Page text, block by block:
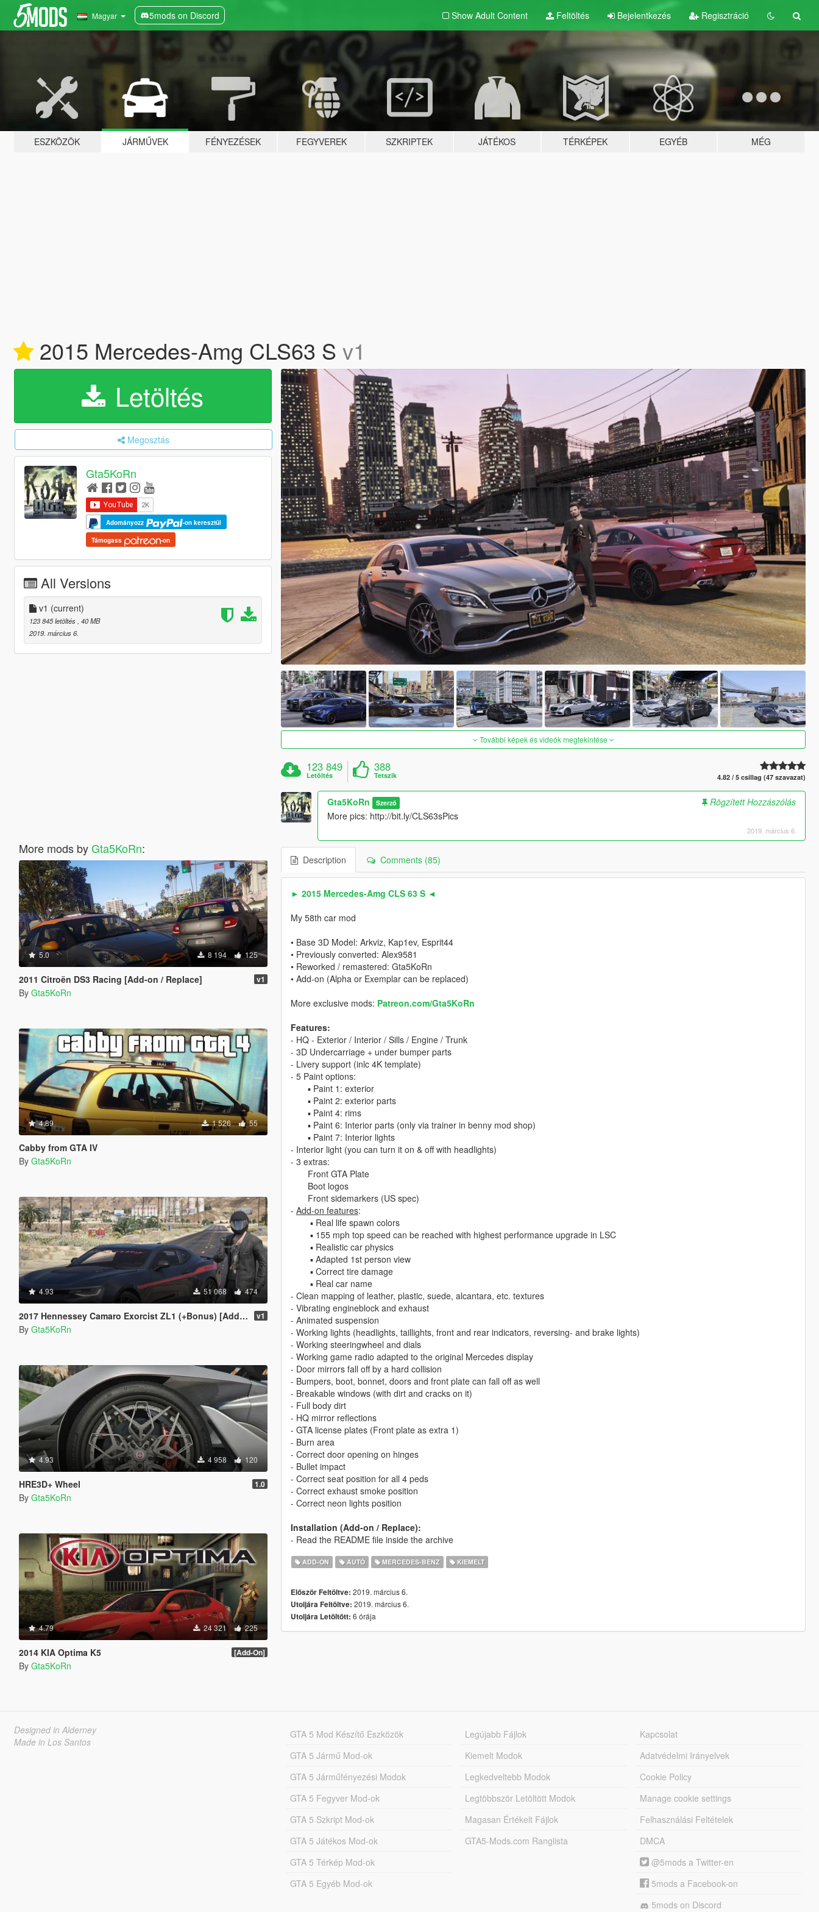
Magyar 5mods on Discord Show Adult Content Feltöltés Bejelentkezés Regisztráció
ESZKÖZÖK JÁRMŰVEK FÉNYEZÉSEK FEGYVEREK SZKRIPTEK JÁTÉKOS TÉRKÉPEK EGYÉB MÉG
2015 Mercedes-Amg CLS63 S v1
Letöltés
Megosztás
Gta5KoRn
Adományozz -on keresztül
Támogass -on
All Versions
v1 (current)
123 845 letöltés, 40 MB
2019. március 6.
More mods byGta5KoRn:
5.0 8 194 125
2011 Citroën DS3 Racing [Add-on / Replace] v1
By Gta5KoRn
4.89 1 526 55
Cabby from GTA IV
By Gta5KoRn
4.93 51 068 474
2017 Hennessey Camaro Exorcist ZL1 (+Bonus) [Add-On | Replace] v1
By Gta5KoRn
4.93 4 958 120
HRE3D+ Wheel 1.0
By Gta5KoRn
4.79 24 321 225
2014 KIA Optima K5 [Add-On]
By Gta5KoRn
További képek és videók megtekintése
123 849
Letöltés
388
Tetszik 4.82 / 5 csillag (47 szavazat)
Gta5KoRn Szerző
Rögzített Hozzászólás
More pics: http://bit.ly/CLS63sPics
2019. március 6.
Description Comments (85)
► 2015 Mercedes-Amg CLS 63 S ◄
My 58th car mod
• Base 3D Model: Arkviz, Kap1ev, Esprit44
• Previously converted: Alex9581
• Reworked / remastered: Gta5KoRn
• Add-on (Alpha or Exemplar can be replaced)
More exclusive mods: Patreon.com/Gta5KoRn
Features:
- HQ - Exterior / Interior / Sills / Engine / Trunk
- 3D Undercarriage + under bumper parts
- Livery support (inlc 4K template)
- 5 Paint options:
▪ Paint 1: exterior
▪ Paint 2: exterior parts
▪ Paint 4: rims
▪ Paint 6: Interior parts (only via trainer in benny mod shop)
▪ Paint 7: Interior lights
- Interior light (you can turn it on & off with headlights)
- 3 extras:
Front GTA Plate
Boot logos
Front sidemarkers (US spec)
- Add-on features:
▪ Real life spawn colors
▪ 155 mph top speed can be reached with highest performance upgrade in LSC
▪ Realistic car physics
▪ Adapted 1st person view
▪ Correct tire damage
▪ Real car name
- Clean mapping of leather, plastic, suede, alcantara, etc. textures
- Vibrating engineblock and exhaust
- Animated suspension
- Working lights (headlights, taillights, front and rear indicators, reversing- and brake lights)
- Working steeringwheel and dials
- Working game radio adapted to the original Mercedes display
- Door mirrors fall off by a hard collision
- Bumpers, boot, bonnet, doors and front plate can fall off as well
- Breakable windows (with dirt and cracks on it)
- Full body dirt
- HQ mirror reflections
- GTA license plates (Front plate as extra 1)
- Burn area
- Correct door opening on hinges
- Bullet impact
- Correct seat position for all 4 peds
- Correct exhaust smoke position
- Correct neon lights position
Installation (Add-on / Replace):
- Read the README file inside the archive
ADD-ON AUTÓ MERCEDES-BENZ KIEMELT
Először Feltöltve: 2019. március 6.
Utoljára Feltöltve: 2019. március 6.
Utoljára Letöltött: 6 órája
Designed in Alderney
Made in Los Santos
GTA 5 Mod Készítő Eszközök
GTA 5 Jármű Mod-ok
GTA 5 Járműfényezési Modok
GTA 5 Fegyver Mod-ok
GTA 5 Szkript Mod-ok
GTA 5 Játékos Mod-ok
GTA 5 Térkép Mod-ok
GTA 5 Egyéb Mod-ok
Legújabb Fájlok
Kiemelt Modok
Legkedveltebb Modok
Legtöbbször Letöltött Modok
Magasan Értékelt Fájlok
GTA5-Mods.com Ranglista
Kapcsolat
Adatvédelmi Irányelvek
Cookie Policy
Manage cookie settings
Felhasználási Feltételek
DMCA
@5mods a Twitter-en
5mods a Facebook-on
5mods on Discord